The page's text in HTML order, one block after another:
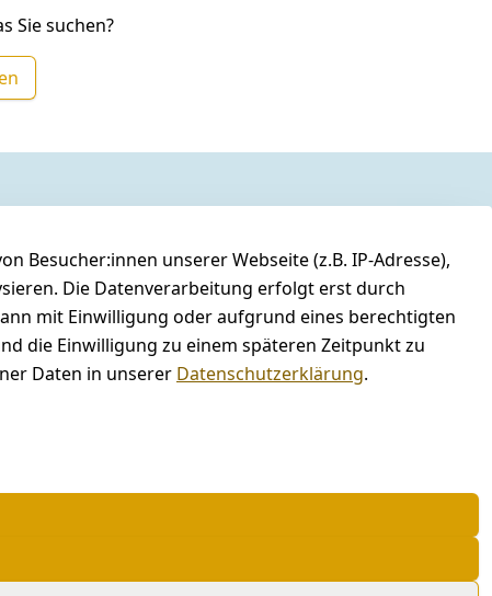
Sie suchen?
Besucher:innen unserer Webseite (z.B. IP-Adresse),
Die Datenverarbeitung erfolgt erst durch
mit Einwilligung oder aufgrund eines berechtigten
die Einwilligung zu einem späteren Zeitpunkt zu
Daten in unserer Datenschutzerklärung.